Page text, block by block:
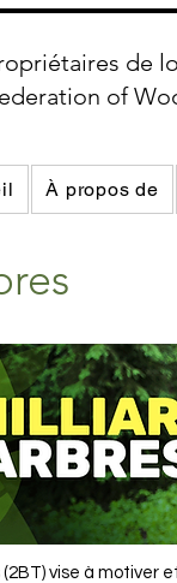
de
of
À propos de
vise à